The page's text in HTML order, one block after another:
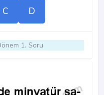
C D
1. Soru